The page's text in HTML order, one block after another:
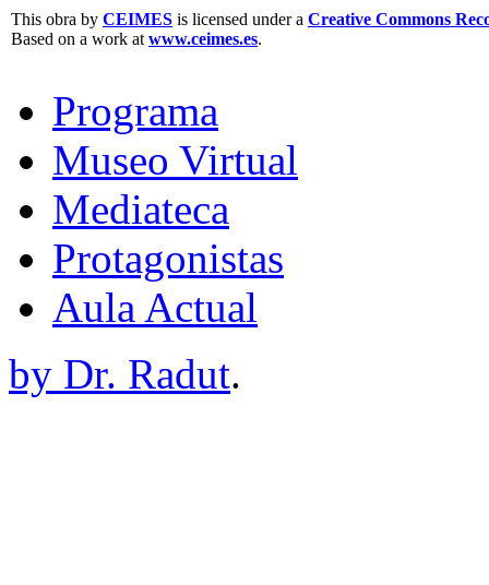
This obra by CEIMES is licensed under a Creative Commons
Based on a work at www.ceimes.es.
Programa
Museo Virtual
Mediateca
Protagonistas
Aula Actual
by Dr. Radut.